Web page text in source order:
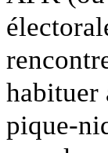
habituer
pique-